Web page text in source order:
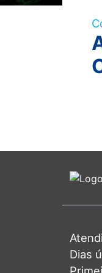
Dias